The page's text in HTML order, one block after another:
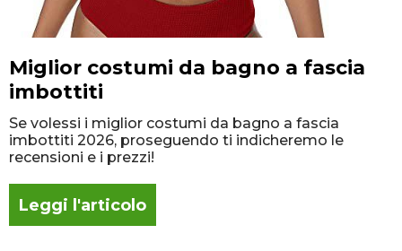
Miglior costumi da bagno a fascia
imbottiti
Se volessi i miglior costumi da bagno a fascia
imbottiti 2026, proseguendo ti indicheremo le
recensioni e i prezzi!
Leggi l'articolo